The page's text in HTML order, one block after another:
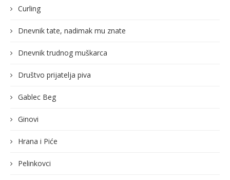
Curling
Dnevnik tate, nadimak mu znate
Dnevnik trudnog muškarca
Društvo prijatelja piva
Gablec Beg
Ginovi
Hrana i Piće
Pelinkovci